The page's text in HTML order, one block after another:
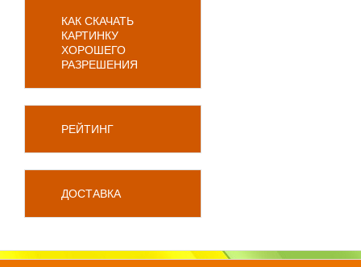
КАК СКАЧАТЬ
КАРТИНКУ
ХОРОШЕГО
РАЗРЕШЕНИЯ
РЕЙТИНГ
ДОСТАВКА